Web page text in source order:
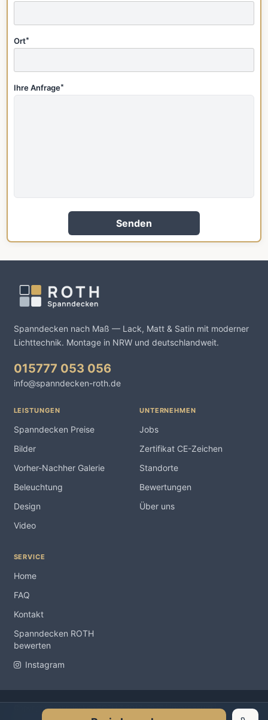
Ort*
Ihre Anfrage*
Senden
Spanndecken nach Maß — Lack, Matt & Satin mit moderner
Lichttechnik. Montage in NRW und deutschlandweit.
015777 053 056
info@spanndecken-roth.de
LEISTUNGEN
Spanndecken Preise
Bilder
Vorher-Nachher Galerie
Beleuchtung
Design
Video
UNTERNEHMEN
Jobs
Zertifikat CE-Zeichen
Standorte
Bewertungen
Über uns
SERVICE
Home
FAQ
Kontakt
Spanndecken ROTH
bewerten
Instagram
Copyright Spanndecken ROTH ® 2012-2026 |Impressum|